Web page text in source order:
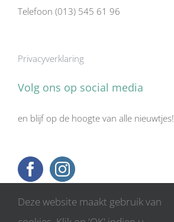
Telefoon (013) 545 61 96
Privacyverklaring
Volg ons op social media
en blijf op de hoogte van alle nieuwtjes!
Deze website maakt gebruik van